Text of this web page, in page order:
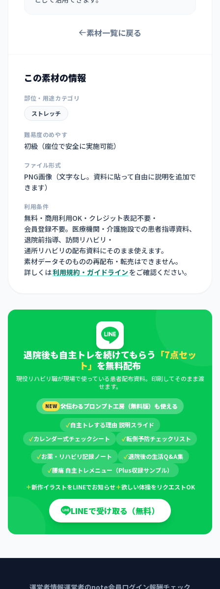
素材一覧に戻る
この素材の情報
部位・用途カテゴリ
ストレッチ
難易度のめやす
初級（座位で安全に実施可能）
ファイル形式
PNG画像（文字なし。資料に貼って自由に説明を追加で
きます）
利用条件
無料・商用利用OK・クレジット表記不要・
会員登録不要。医療機関・介護施設での患者指導資料、
退院前指導、訪問リハビリ・
通所リハビリの配布資料にそのまま使えます。
素材データそのものの再配布・転売はできません。
詳しくは利用規約・ガイドライン をご確認ください。
退院後も自主トレを続けてもらう 「7点セッ
ト」 を無料配布
現役リハビリ職が現場で使っている患者配布資料。印刷してそのまま渡
せます。
NEW 🛠伝わるプロンプト工房（無料版）も使える
✓自主トレする理由 説明スライド
✓カレンダー式チェックシート ✓転倒予防チェックリスト
✓お薬・リハビリ記録ノート ✓退院後の生活Q&A集
✓腰痛 自主トレメニュー（Plus収録サンプル）
＋新作イラストをLINEでお知らせ＋欲しい体操をリクエストOK
LINEで受け取る（無料）